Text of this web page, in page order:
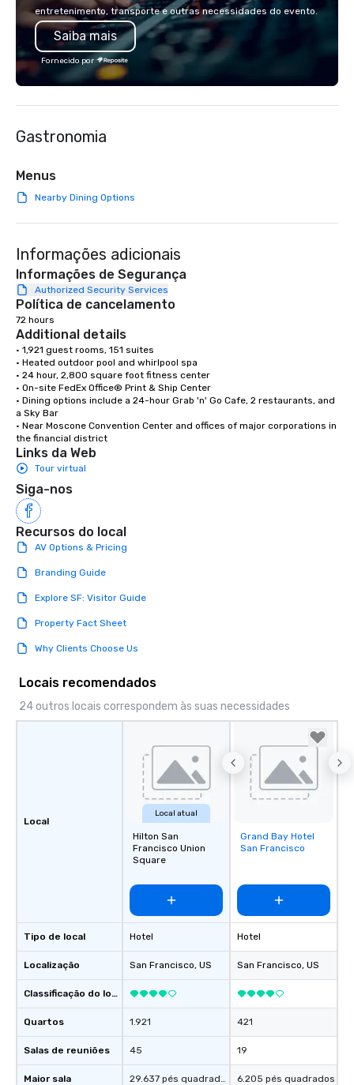
a Monterey Bay Trek.
event to the water
entretenimento, transporte e outras necessidades do evento.
Saiba mais
Fornecido por
Gastronomia
Menus
Nearby Dining Options
Informações adicionais
Informações de Segurança
Authorized Security Services
Política de cancelamento
72 hours
Additional details
• 1,921 guest rooms, 151 suites
• Heated outdoor pool and whirlpool spa
• 24 hour, 2,800 square foot fitness center
• On-site FedEx Office® Print & Ship Center
• Dining options include a 24-hour Grab 'n' Go Cafe, 2 restaurants, and
a Sky Bar
• Near Moscone Convention Center and offices of major corporations in
the financial district
Links da Web
Tour virtual
Siga-nos
Recursos do local
AV Options & Pricing
Branding Guide
Explore SF: Visitor Guide
Property Fact Sheet
Why Clients Choose Us
Locais recomendados
24 outros locais correspondem às suas necessidades
Local
Tipo de local
Localização
Classificação do local
Quartos
Salas de reuniões
Maior sala
Local atual
Hilton San
Francisco Union
Square
Hotel
San Francisco, US
1.921
45
Removed from
favorites
Grand Bay Hotel
San Francisco
Hotel
San Francisco, US
421
19
6.205 pés quadrados